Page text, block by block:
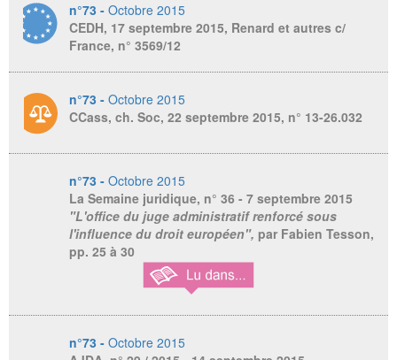
n°73 - Octobre 2015
CEDH, 17 septembre 2015, Renard et autres c/
France, n° 3569/12
n°73 - Octobre 2015
CCass, ch. Soc, 22 septembre 2015, n° 13-26.032
n°73 - Octobre 2015
La Semaine juridique, n° 36 - 7 septembre 2015
"L'office du juge administratif renforcé sous
l'influence du droit européen", par Fabien Tesson,
pp. 25 à 30
n°73 - Octobre 2015